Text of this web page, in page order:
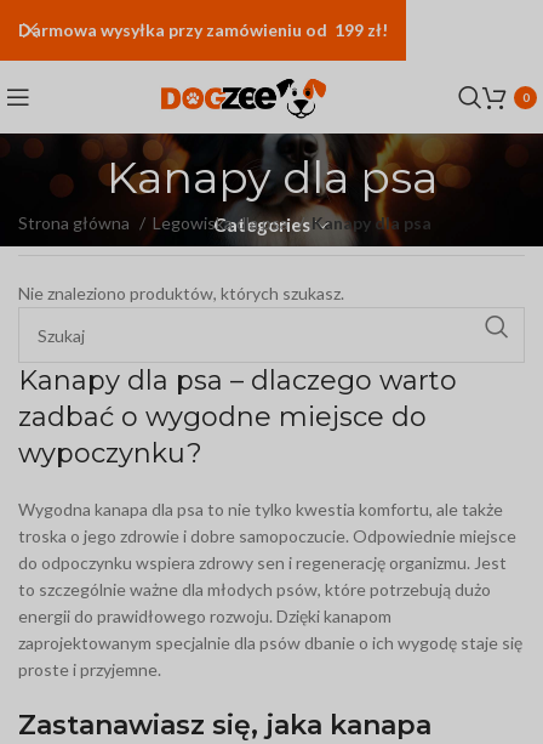
0
Kanapy dla psa
Categories
Strona główna Legowiska dla psa Kanapy dla psa
Nie znaleziono produktów, których szukasz.
Kanapy dla psa – dlaczego warto
zadbać o wygodne miejsce do
wypoczynku?
Wygodna kanapa dla psa to nie tylko kwestia komfortu, ale także
troska o jego zdrowie i dobre samopoczucie. Odpowiednie miejsce
do odpoczynku wspiera zdrowy sen i regenerację organizmu. Jest
to szczególnie ważne dla młodych psów, które potrzebują dużo
energii do prawidłowego rozwoju. Dzięki kanapom
zaprojektowanym specjalnie dla psów dbanie o ich wygodę staje się
proste i przyjemne.
Zastanawiasz się, jaka kanapa
Darmowa wysyłka przy zamówieniu od 199 zł!